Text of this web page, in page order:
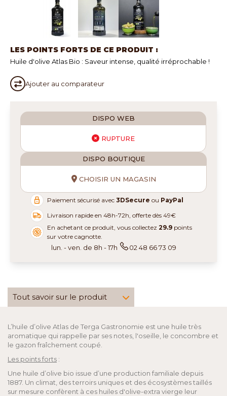
LES POINTS FORTS DE CE PRODUIT :
Huile d'olive Atlas Bio : Saveur intense, qualité irréprochable !
Ajouter au comparateur
DISPO WEB
RUPTURE
DISPO BOUTIQUE
CHOISIR UN MAGASIN
Paiement sécurisé avec3DSecure ou PayPal
Livraison rapide en 48h-72h, offerte dès 49€
En achetant ce produit, vous collectez29.9 points
sur votre cagnotte.
lun. - ven. de 8h - 17h 02 48 66 73 09
Tout savoir sur le produit
L’huile d’olive Atlas de Terga Gastronomie est une huile très
aromatique qui rappelle par ses notes, l'oseille, le concombre et
le gazon fraîchement coupé.
Les points forts :
Une huile d’olive bio issue d’une production familiale depuis
1887. Un climat, des terroirs uniques et des écosystèmes taillés
sur mesure confèrent à ces huiles d'olive-extra vierge leur